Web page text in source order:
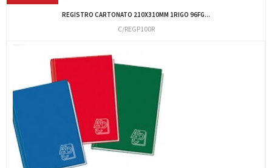
REGISTRO CARTONATO 210X310MM 1RIGO 96FG...
C/REGP100R